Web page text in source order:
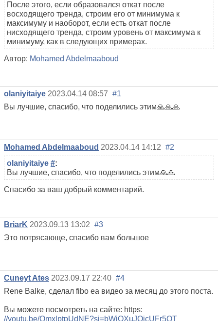
После этого, если образовался откат после
восходящего тренда, строим его от минимума к
максимуму и наоборот, если есть откат после
нисходящего тренда, строим уровень от максимума к
минимуму, как в следующих примерах.
Автор: Mohamed Abdelmaaboud
olaniyitaiye 2023.04.14 08:57 #1
Вы лучшие, спасибо, что поделились этим🙏🙏🙏
Mohamed Abdelmaaboud 2023.04.14 14:12 #2
olaniyitaiye #:
Вы лучшие, спасибо, что поделились этим🙏🙏
Спасибо за ваш добрый комментарий.
BriarK 2023.09.13 13:02 #3
Это потрясающе, спасибо вам большое
Cuneyt Ates 2023.09.17 22:40 #4
Rene Balke, сделал fibo ea видео за месяц до этого поста.
Вы можете посмотреть на сайте: https:
//youtu.be/QmxlptpUdNE?si=bWiOXuJQjcUFr5QT